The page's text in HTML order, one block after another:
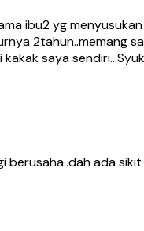
ibu2 yg
saya
berusaha..dah ada